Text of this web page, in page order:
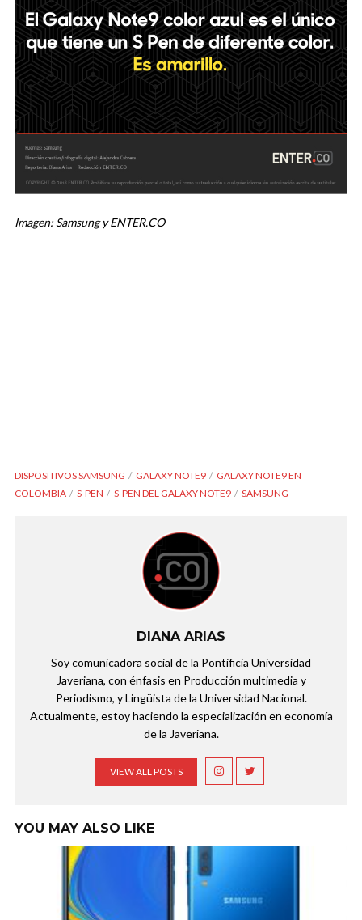
Imagen: Samsung y ENTER.CO
DISPOSITIVOS SAMSUNG GALAXY NOTE9
GALAXY NOTE9 EN
COLOMBIA
S-PEN S-PEN DEL GALAXY NOTE9 SAMSUNG
DIANA ARIAS
Soy comunicadora social de la Pontificia Universidad
Javeriana, con énfasis en Producción multimedia y
Periodismo, y Lingüista de la Universidad Nacional.
Actualmente, estoy haciendo la especialización en economía
de la Javeriana.
VIEW ALL POSTS
YOU MAY ALSO LIKE